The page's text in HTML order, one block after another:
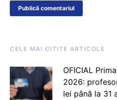
CELE MAI CITITE ARTICOLE
OFICIAL
2026:
lei până la 31